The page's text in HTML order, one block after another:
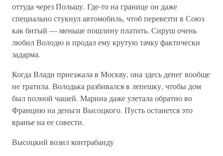
оттуда через Польшу. Где-то на границе он даже
специально стукнул автомобиль, чтоб перевезти в Союз
как битый — меньше пошлину платить. Сируш очень
любил Володю и продал ему крутую тачку фактически
задарма.
Когда Влади приезжала в Москву, она здесь денег вообще
не тратила. Володька разбивался в лепешку, чтобы дом
был полной чашей. Марина даже улетала обратно во
Францию на деньги Высоцкого. Пусть останется это
вранье на ее совести.
Высоцкий возил контрабанду